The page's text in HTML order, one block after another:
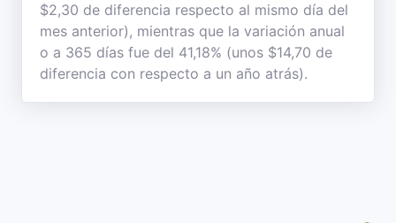
$2,30 de diferencia respecto al mismo día del
mes anterior), mientras que la variación anual
o a 365 días fue del 41,18% (unos $14,70 de
diferencia con respecto a un año atrás).